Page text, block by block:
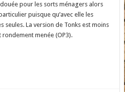
douée pour les sorts ménagers alors
puisque qu’avec elle les
seules. La version de Tonks est moins
menée (OP3).